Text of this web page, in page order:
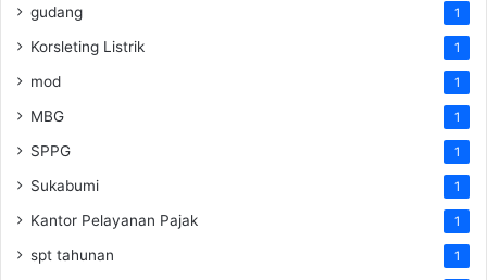
gudang 1
Korsleting Listrik 1
mod 1
MBG 1
SPPG 1
Sukabumi 1
Kantor Pelayanan Pajak 1
spt tahunan 1